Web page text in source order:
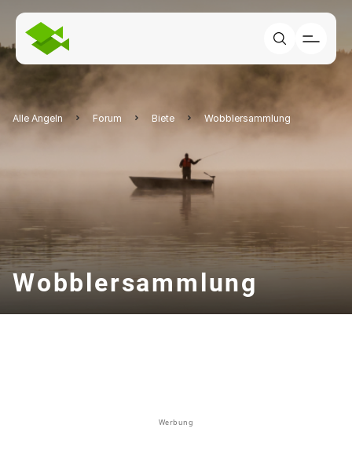
Alle Angeln Forum Biete Wobblersammlung
Wobblersammlung
Werbung